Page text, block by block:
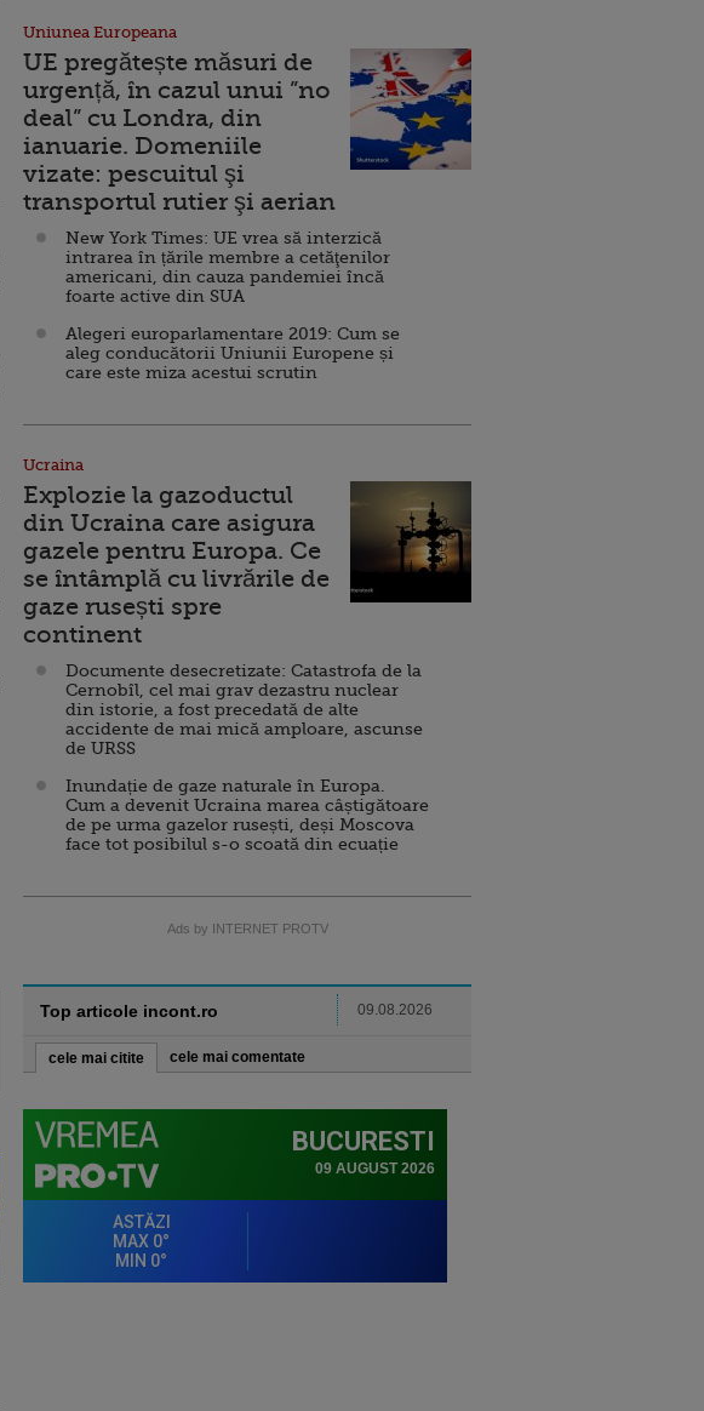
Uniunea Europeana
UE pregătește măsuri de
urgență, în cazul unui ”no
deal” cu Londra, din
ianuarie. Domeniile
vizate: pescuitul şi
transportul rutier şi aerian
New York Times: UE vrea să interzică
intrarea în țările membre a cetăţenilor
americani, din cauza pandemiei încă
foarte active din SUA
Alegeri europarlamentare 2019: Cum se
aleg conducătorii Uniunii Europene și
care este miza acestui scrutin
Ucraina
Explozie la gazoductul
din Ucraina care asigura
gazele pentru Europa. Ce
se întâmplă cu livrările de
gaze rusești spre
continent
Documente desecretizate: Catastrofa de la
Cernobîl, cel mai grav dezastru nuclear
din istorie, a fost precedată de alte
accidente de mai mică amploare, ascunse
de URSS
Inundație de gaze naturale în Europa.
Cum a devenit Ucraina marea câștigătoare
de pe urma gazelor rusești, deși Moscova
face tot posibilul s-o scoată din ecuație
Ads by INTERNET PROTV
Top articole incont.ro 09.08.2026
cele mai citite cele mai comentate